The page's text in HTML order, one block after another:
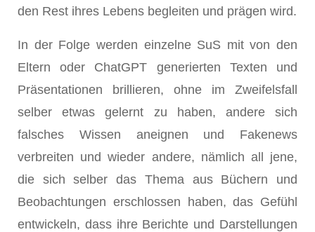
den Rest ihres Lebens begleiten und prägen wird.
In der Folge werden einzelne SuS mit von den
Eltern oder ChatGPT generierten Texten und
Präsentationen brillieren, ohne im Zweifelsfall
selber etwas gelernt zu haben, andere sich
falsches Wissen aneignen und Fakenews
verbreiten und wieder andere, nämlich all jene,
die sich selber das Thema aus Büchern und
Beobachtungen erschlossen haben, das Gefühl
entwickeln, dass ihre Berichte und Darstellungen